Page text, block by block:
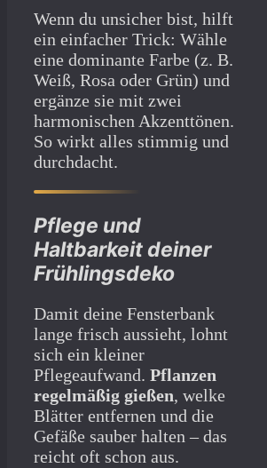
Wenn du unsicher bist, hilft
ein einfacher Trick: Wähle
eine dominante Farbe (z. B.
Weiß, Rosa oder Grün) und
ergänze sie mit zwei
harmonischen Akzenttönen.
So wirkt alles stimmig und
durchdacht.
Pflege und
Haltbarkeit deiner
Frühlingsdeko
Damit deine Fensterbank
lange frisch aussieht, lohnt
sich ein kleiner
Pflegeaufwand. Pflanzen
regelmäßig gießen, welke
Blätter entfernen und die
Gefäße sauber halten – das
reicht oft schon aus.